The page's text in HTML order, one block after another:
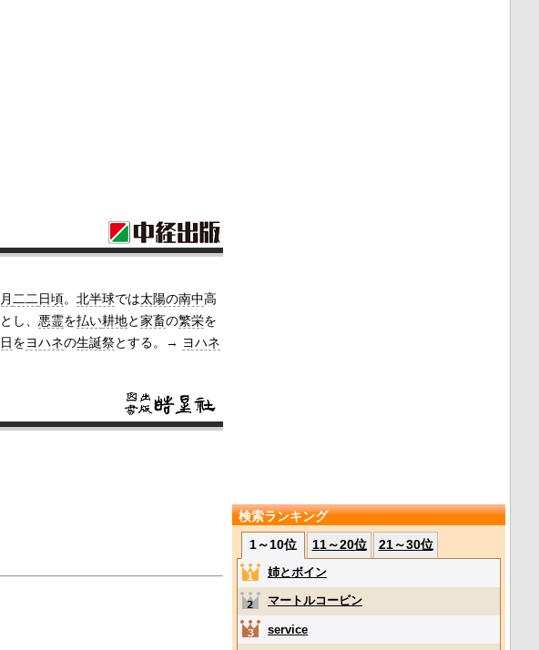
二二 日頃。 北半球では太陽の南中高
し、 悪霊を払い耕地と家畜の繁栄を
をヨハネの生誕祭とする。→ ヨハネ
検索ランキング
1～10位
11～20位 21～30位
姉とボイン
マートルコービン
service